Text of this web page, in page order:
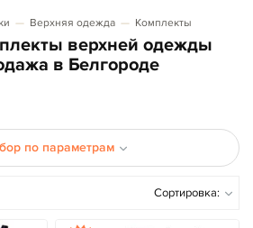
Верхняя одежда Комплекты
в Белгороде
по параметрам
Сортировка: